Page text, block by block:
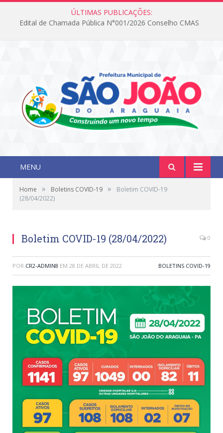
ÚLTIMAS PUBLICAÇÕES:
Edital de Chamada Pública N°001/2026 Conselho CMAS
MENU
Home » Boletins COVID-19 »
Boletim COVID-19
(28/04/2022)
Boletim COVID-19 (28/04/2022) 0
POR CR2-ADMIN8 EM 28 DE ABRIL DE 2022 BOLETINS COVID-19